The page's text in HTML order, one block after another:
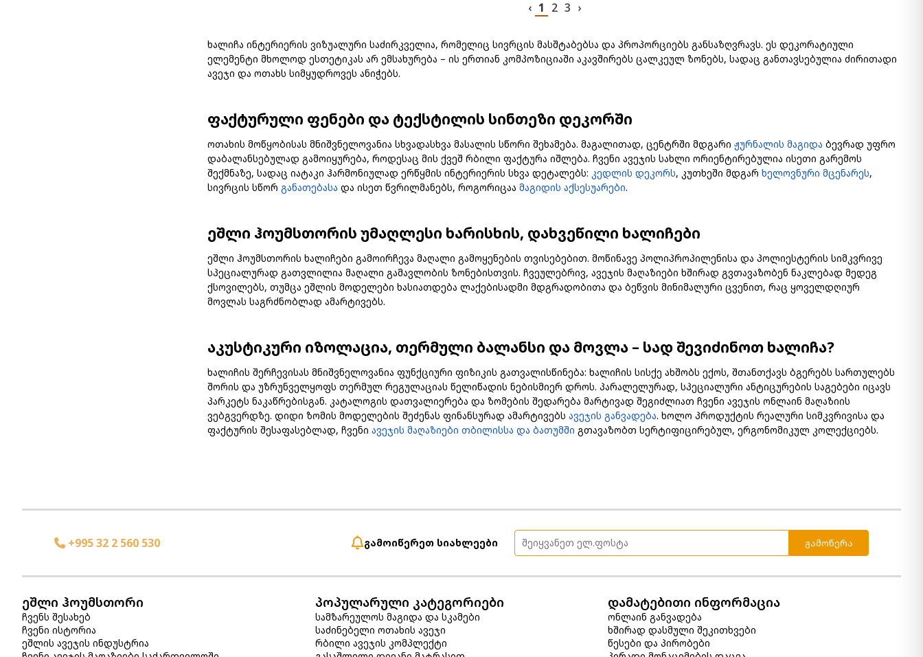
‹ 1 2 3 ›
ხალიჩა ინტერიერის ვიზუალური საძირკველია, რომელიც სივრცის მასშტაბებსა და პროპორციებს განსაზღვრავს. ეს დეკორატიული
ელემენტი მხოლოდ ესთეტიკას არ ემსახურება – ის ერთიან კომპოზიციაში აკავშირებს ცალკეულ ზონებს, სადაც განთავსებულია ძირითადი
ავეჯი და ოთახს სიმყუდროვეს ანიჭებს.
ფაქტურული ფენები და ტექსტილის სინთეზი დეკორში
ოთახის მოწყობისას მნიშვნელოვანია სხვადასხვა მასალის სწორი შეხამება. მაგალითად, ცენტრში მდგარი ჟურნალის მაგიდა ბევრად უფრო
დაბალანსებულად გამოიყურება, როდესაც მის ქვეშ რბილი ფაქტურა იშლება. ჩვენი ავეჯის სახლი ორიენტირებულია ისეთი გარემოს
შექმნაზე, სადაც იატაკი ჰარმონიულად ერწყმის ინტერიერის სხვა დეტალებს: კედლის დეკორს, კუთხეში მდგარ ხელოვნური მცენარეს,
სივრცის სწორ განათებასა და ისეთ წვრილმანებს, როგორიცაა მაგიდის აქსესუარები.
ეშლი ჰოუმსთორის უმაღლესი ხარისხის, დახვეწილი ხალიჩები
ეშლი ჰოუმსთორის ხალიჩები გამოირჩევა მაღალი გამოყენების თვისებებით. მოწინავე პოლიპროპილენისა და პოლიესტერის სიმკვრივე
სპეციალურად გათვლილია მაღალი გამავლობის ზონებისთვის. ჩვეულებრივ, ავეჯის მაღაზიები ხშირად გვთავაზობენ ნაკლებად მედეგ
ქსოვილებს, თუმცა ეშლის მოდელები ხასიათდება ლაქებისადმი მდგრადობითა და ბეწვის მინიმალური ცვენით, რაც ყოველდღიურ
მოვლას საგრძნობლად ამარტივებს.
აკუსტიკური იზოლაცია, თერმული ბალანსი და მოვლა – სად შევიძინოთ ხალიჩა?
ხალიჩის შერჩევისას მნიშვნელოვანია ფუნქციური ფიზიკის გათვალისწინება: ხალიჩის სისქე ახშობს ექოს, შთანთქავს ბგერებს სართულებს
შორის და უზრუნველყოფს თერმულ რეგულაციას წელიწადის ნებისმიერ დროს. პარალელურად, სპეციალური ანტიცურების საგებები იცავს
პარკეტს ნაკაწრებისგან. კატალოგის დათვალიერება და ზომების შედარება მარტივად შეგიძლიათ ჩვენი ავეჯის ონლაინ მაღაზიის
ვებგვერდზე. დიდი ზომის მოდელების შეძენას ფინანსურად ამარტივებს ავეჯის განვადება. ხოლო პროდუქტის რეალური სიმკვრივისა და
ფაქტურის შესაფასებლად, ჩვენი ავეჯის მაღაზიები თბილისსა და ბათუმში გთავაზობთ სერტიფიცირებულ, ერგონომიკულ კოლექციებს.
+995 32 2 560 530 გამოიწერეთ სიახლეები გამოწერა
ეშლი ჰოუმსთორი
ჩვენს შესახებ
ჩვენი ისტორია
ეშლის ავეჯის ინდუსტრია
პოპულარული კატეგორიები
სამზარეულოს მაგიდა და სკამები
საძინებელი ოთახის ავეჯი
რბილი ავეჯის კომპლექტი
დამატებითი ინფორმაცია
ონლაინ განვადება
ხშირად დასმული შეკითხვები
წესები და პირობები